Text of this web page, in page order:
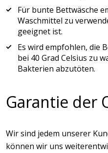
Für bunte Bettwäsche
Waschmittel zu
geeignet ist.
Es wird empfohlen, die
bei 40 Grad Celsius zu
Bakterien abzutöten.
Garantie der
Wir sind jedem unserer
können wir uns